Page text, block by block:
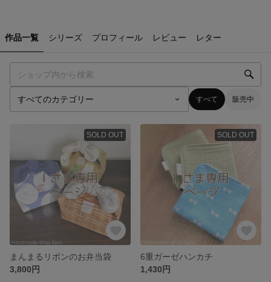
作品一覧 シリーズ プロフィール レビュー レター
すべて 販売中
SOLD OUT
まんまるリボンのお弁当袋
3,800円
SOLD OUT
6重ガーゼハンカチ
1,430円